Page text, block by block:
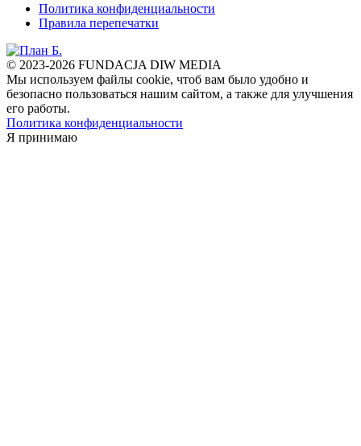
Политика конфиденциальности
Правила перепечатки
© 2023-2026 FUNDACJA DIW MEDIA
Мы используем файлы cookie, чтоб вам было удобно и
безопасно пользоваться нашим сайтом, а также для улучшения
его работы.
Политика конфиденциальности
Я принимаю